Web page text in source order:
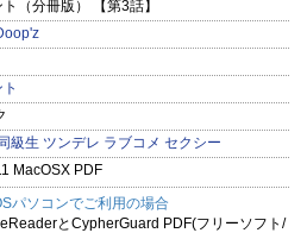
（分冊版） 【第3話】
同級生 ツンデレ ラブコメ セクシー
MacOSX PDF
パソコンでご利用の場合
とCypherGuard PDF(フリーソフト/